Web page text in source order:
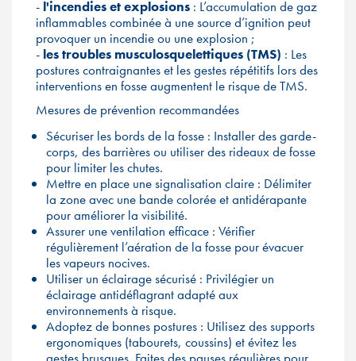
- l'incendies et explosions : L’accumulation de gaz
inflammables combinée à une source d’ignition peut
provoquer un incendie ou une explosion ;
- les troubles musculosquelettiques (TMS) : Les
postures contraignantes et les gestes répétitifs lors des
interventions en fosse augmentent le risque de TMS.
Mesures de prévention recommandées
Sécuriser les bords de la fosse : Installer des garde-
corps, des barrières ou utiliser des rideaux de fosse
pour limiter les chutes.
Mettre en place une signalisation claire : Délimiter
la zone avec une bande colorée et antidérapante
pour améliorer la visibilité.
Assurer une ventilation efficace : Vérifier
régulièrement l’aération de la fosse pour évacuer
les vapeurs nocives.
Utiliser un éclairage sécurisé : Privilégier un
éclairage antidéflagrant adapté aux
environnements à risque.
Adoptez de bonnes postures : Utilisez des supports
ergonomiques (tabourets, coussins) et évitez les